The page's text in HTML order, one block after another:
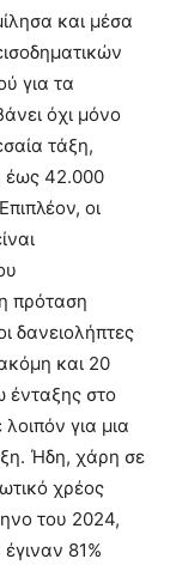
και μέσα
για τα
όχι μόνο
τάξη,
έως 42.000
οι
πρόταση
δανειολήπτες
και 20
ένταξης στο
για μια
Ήδη, χάρη σε
χρέος
του 2024,
81%